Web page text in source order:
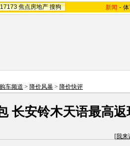
17173 焦点房地产 搜狗 新闻 -
购车频道 > 降价风暴 > 降价快评
长安铃木天语最高返
[我来